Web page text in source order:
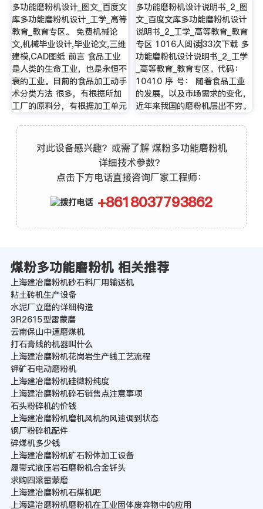
多功能磨粉机设计_图文_百度文
库多功能磨粉机设计_工学_高等
教育_教育专区。 免费机械论
文,机械毕业设计,毕业论文,三维
建模,CAD图纸 前言 食品工业
是人类的生命工业，也是永恒不
衰的工业。目前的食品加工动手
术分类方法 很多，有根据所加
工厂的原料分，有根据加工单元
多功能磨粉机设计说明书_2_图
文_百度文库多功能磨粉机设计
说明书_2_工学_高等教育_教育
专区 1016人阅读|33次下载 多
功能磨粉机设计说明书_2_工学
_高等教育_教育专区。代码：
10410 序 号： 随着食品工业
的发展，以及市场需求的变化，
近年来我国的磨粉机层出不穷。
对此设备感兴趣？或需了解 煤粉多功能磨粉机
详细技术参数？
点击下方电话直接咨询厂家工程师：
+8618037793862
煤粉多功能磨粉机 相关推荐
上海建冶磨粉机砂石料厂用输送机
粘土砖机生产设备
水泥厂立磨的详细构造
3R2615型雷蒙磨
云南保山中速磨煤机
打石膏线的机器叫什么
上海建冶磨粉机花岗岩生产线工艺流程
钾矿石电动磨粉机
上海建冶磨粉机硅微粉纯度
上海建冶磨粉机碎石销售点注意事项
石头粉碎机的价钱
上海建冶磨粉机磨机风机的风速调到状态
钢厂粉碎机配件
碎煤机多少钱
上海建冶磨粉机矿石粉体加工设备
履带式液压岩石磨粉机合金钎头
求购四滚雷蒙磨
上海建冶磨粉机石煤机吧
上海建冶磨粉机磨粉机在工业固体废弃物中的应用